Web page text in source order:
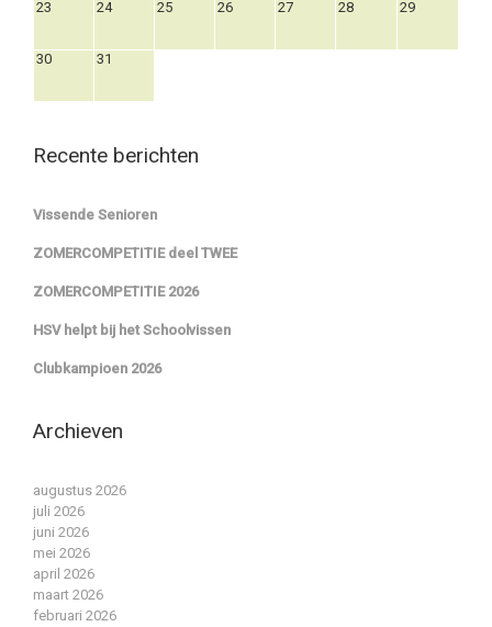
23 24 25 26 27 28 29
30 31
Recente berichten
Vissende Senioren
ZOMERCOMPETITIE deel TWEE
ZOMERCOMPETITIE 2026
HSV helpt bij het Schoolvissen
Clubkampioen 2026
Archieven
augustus 2026
juli 2026
juni 2026
mei 2026
april 2026
maart 2026
februari 2026